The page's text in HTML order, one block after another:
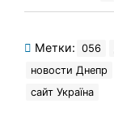
Метки: 056
новости Днепр
сайт Україна